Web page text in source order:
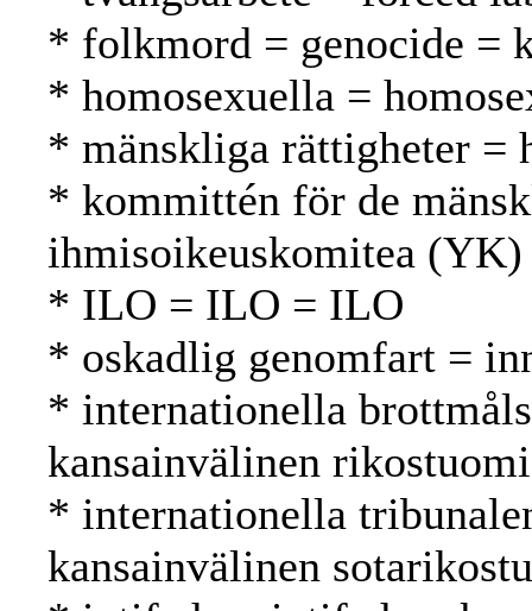
* folkmord = genocide =
* homosexuella =
* mänskliga rättigheter =
* kommittén för de
ihmisoikeuskomitea (YK)
* ILO = ILO = ILO
* oskadlig genomfart =
* internationella
kansainvälinen
* internationella
kansainvälinen